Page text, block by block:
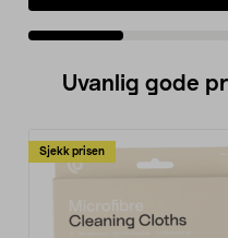
Uvanlig gode
Sjekk prisen